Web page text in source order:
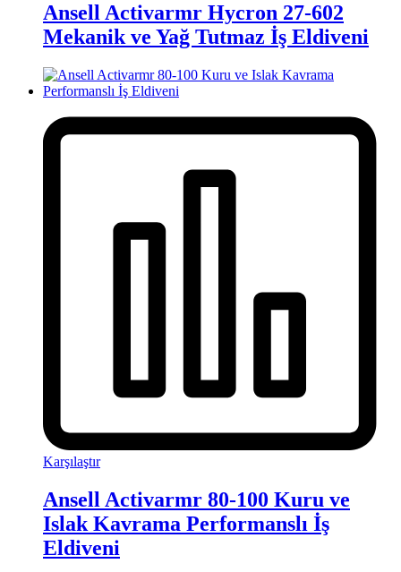
Ansell Activarmr Hycron 27-602
Mekanik ve Yağ Tutmaz İş Eldiveni
Karşılaştır
Ansell Activarmr 80-100 Kuru ve
Islak Kavrama Performanslı İş
Eldiveni